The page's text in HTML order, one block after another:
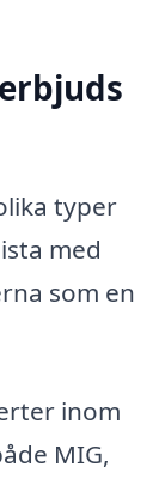
typer
med
som en
inom
MIG,